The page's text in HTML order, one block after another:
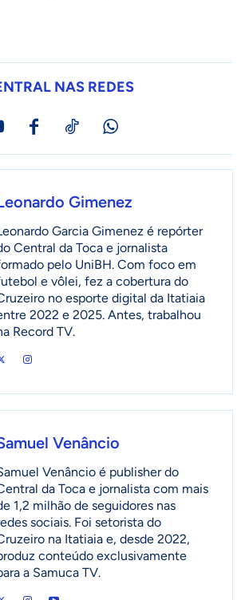
NAS REDES
Gimenez
Garcia Gimenez é repórter
Central da Toca e jornalista
pelo UniBH. Com foco em
e vôlei, fez a cobertura do
no esporte digital da Itatiaia
2022 e 2025. Antes, trabalhou
Record TV.
Venâncio
Venâncio é publisher do
da Toca e jornalista com mais
1,2 milhão de seguidores nas
sociais. Foi setorista do
na Itatiaia e, desde 2022,
conteúdo exclusivamente
a Samuca TV.